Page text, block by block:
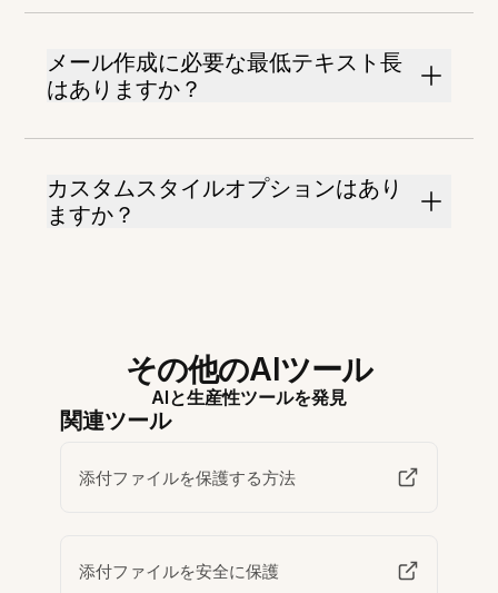
メール作成に必要な最低テキスト長
はありますか？
カスタムスタイルオプションはあり
ますか？
その他のAIツール
AIと生産性ツールを発見
関連ツール
添付ファイルを保護する方法
添付ファイルを安全に保護